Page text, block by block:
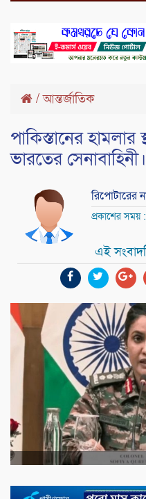
/আন্তর্জাতিক
পাকিস্তানের
ভারতের সেনাবাহিনী।
রিপোটারের
প্রকাশের সময়
এই